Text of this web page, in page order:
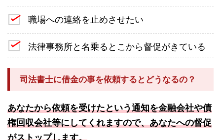
職場への連絡を止めさせたい
法律事務所と名乗るとこから督促がきている
司法書士に借金の事を依頼するとどうなるの？
あなたから依頼を受けたという通知を金融会社や債
権回収会社等にしてくれますので、あなたへの督促
がストップします。